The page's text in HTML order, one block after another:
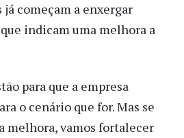
começam a enxergar
indicam uma melhora a
para que a empresa
o cenário que for. Mas se
melhora, vamos fortalecer